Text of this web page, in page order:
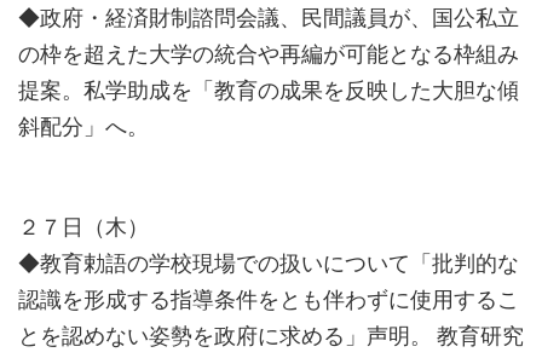
◆政府・経済財制諮問会議、民間議員が、国公私立
の枠を超えた大学の統合や再編が可能となる枠組み
提案。私学助成を「教育の成果を反映した大胆な傾
斜配分」へ。
２７日（木）
◆教育勅語の学校現場での扱いについて「批判的な
認識を形成する指導条件をとも伴わずに使用するこ
とを認めない姿勢を政府に求める」声明。 教育研究